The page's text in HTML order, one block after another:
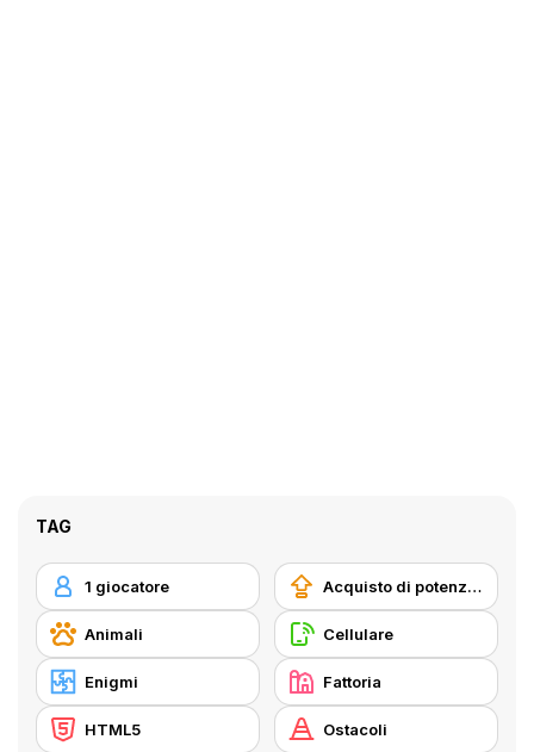
TAG
1 giocatore Acquisto di potenziatori
Animali Cellulare
Enigmi Fattoria
HTML5 Ostacoli